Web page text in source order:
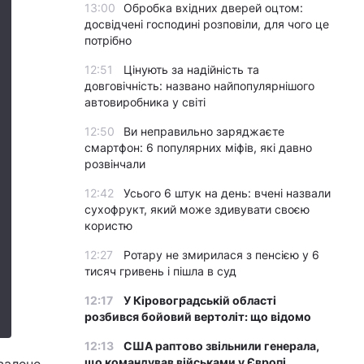
13:00
Обробка вхідних дверей оцтом:
досвідчені господині розповіли, для чого це
потрібно
12:51
Цінують за надійність та
довговічність: названо найпопулярнішого
автовиробника у світі
12:50
Ви неправильно заряджаєте
смартфон: 6 популярних міфів, які давно
розвінчали
12:42
Усього 6 штук на день: вчені назвали
сухофрукт, який може здивувати своєю
користю
12:27
Ротару не змирилася з пенсією у 6
тисяч гривень і пішла в суд
12:17
У Кіровоградській області
розбився бойовий вертоліт: що відомо
12:13
США раптово звільнили генерала,